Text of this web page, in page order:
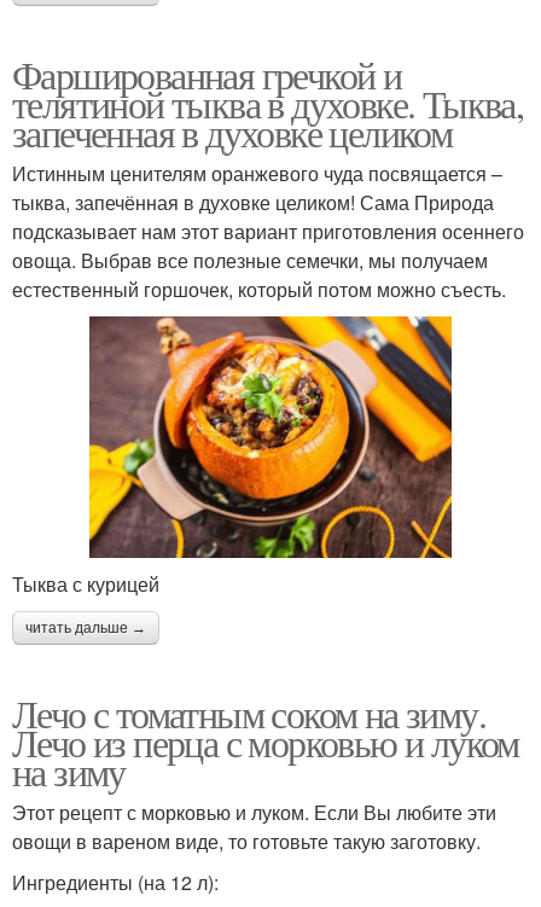
Фаршированная гречкой и
телятиной тыква в духовке. Тыква,
запеченная в духовке целиком
Истинным ценителям оранжевого чуда посвящается –
тыква, запечённая в духовке целиком! Сама Природа
подсказывает нам этот вариант приготовления осеннего
овоща. Выбрав все полезные семечки, мы получаем
естественный горшочек, который потом можно съесть.
Тыква с курицей
читать дальше →
Лечо с томатным соком на зиму.
Лечо из перца с морковью и луком
на зиму
Этот рецепт с морковью и луком. Если Вы любите эти
овощи в вареном виде, то готовьте такую заготовку.
Ингредиенты (на 12 л):